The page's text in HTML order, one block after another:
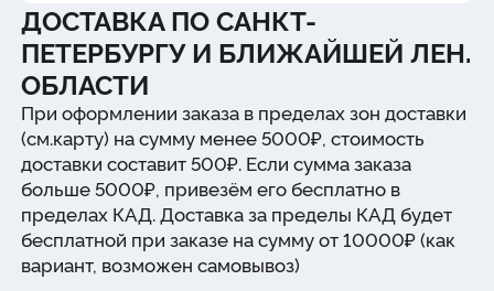
ДОСТАВКА ПО САНКТ-
ПЕТЕРБУРГУ И БЛИЖАЙШЕЙ ЛЕН.
ОБЛАСТИ
При оформлении заказа в пределах зон доставки
(см.карту) на сумму менее 5000₽, стоимость
доставки составит 500₽. Если сумма заказа
больше 5000₽, привезём его бесплатно в
пределах КАД. Доставка за пределы КАД будет
бесплатной при заказе на сумму от 10000₽ (как
вариант, возможен самовывоз)